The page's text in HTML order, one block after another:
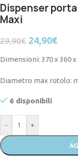
Dispenser
Maxi
29,90€ 24,90€
Dimensioni: 370 x 360
Diametro max rotolo:
6 disponibili
- +